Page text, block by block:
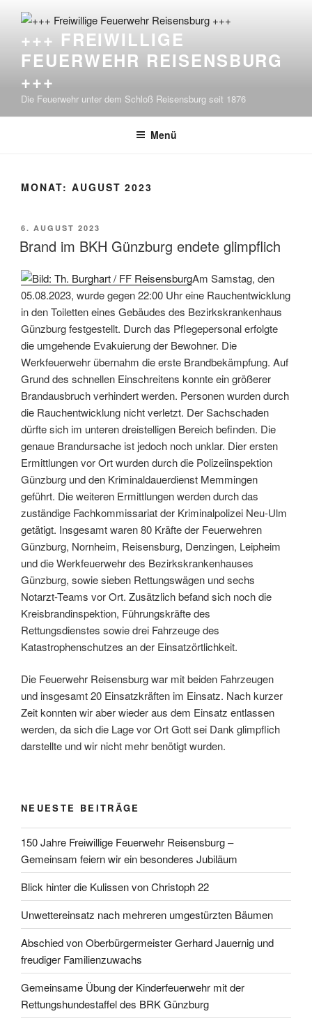
Inhalt
springen+++ FREIWILLIGE
FEUERWEHR REISENSBURG
+++
Die Feuerwehr unter dem Schloß Reisensburg seit 1876
Menü
MONAT: AUGUST 2023
VERÖFFENTLICHT
AM
6. AUGUST 2023
Brand im BKH Günzburg endete glimpflich
Am Samstag, den
05.08.2023, wurde gegen 22:00 Uhr eine Rauchentwicklung
in den Toiletten eines Gebäudes des Bezirkskrankenhaus
Günzburg festgestellt. Durch das Pflegepersonal erfolgte
die umgehende Evakuierung der Bewohner. Die
Werkfeuerwehr übernahm die erste Brandbekämpfung. Auf
Grund des schnellen Einschreitens konnte ein größerer
Brandausbruch verhindert werden. Personen wurden durch
die Rauchentwicklung nicht verletzt. Der Sachschaden
dürfte sich im unteren dreistelligen Bereich befinden. Die
genaue Brandursache ist jedoch noch unklar. Dier ersten
Ermittlungen vor Ort wurden durch die Polizeiinspektion
Günzburg und den Kriminaldauerdienst Memmingen
geführt. Die weiteren Ermittlungen werden durch das
zuständige Fachkommissariat der Kriminalpolizei Neu-Ulm
getätigt. Insgesamt waren 80 Kräfte der Feuerwehren
Günzburg, Nornheim, Reisensburg, Denzingen, Leipheim
und die Werkfeuerwehr des Bezirkskrankenhauses
Günzburg, sowie sieben Rettungswägen und sechs
Notarzt-Teams vor Ort. Zusätzlich befand sich noch die
Kreisbrandinspektion, Führungskräfte des
Rettungsdienstes sowie drei Fahrzeuge des
Katastrophenschutzes an der Einsatzörtlichkeit.
Die Feuerwehr Reisensburg war mit beiden Fahrzeugen
und insgesamt 20 Einsatzkräften im Einsatz. Nach kurzer
Zeit konnten wir aber wieder aus dem Einsatz entlassen
werden, da sich die Lage vor Ort Gott sei Dank glimpflich
darstellte und wir nicht mehr benötigt wurden.
NEUESTE BEITRÄGE
150 Jahre Freiwillige Feuerwehr Reisensburg –
Gemeinsam feiern wir ein besonderes Jubiläum
Blick hinter die Kulissen von Christoph 22
Unwettereinsatz nach mehreren umgestürzten Bäumen
Abschied von Oberbürgermeister Gerhard Jauernig und
freudiger Familienzuwachs
Gemeinsame Übung der Kinderfeuerwehr mit der
Rettungshundestaffel des BRK Günzburg